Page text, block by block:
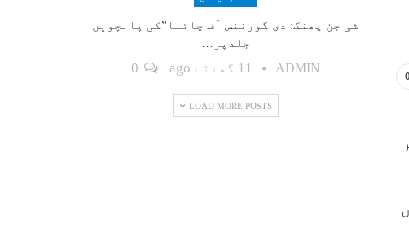
شی جن پھنگ: دی گورننس آف چائنا”کی پانچویں
جلدپر…
ADMIN 11 گھنٹے ago
LOAD MORE POSTS